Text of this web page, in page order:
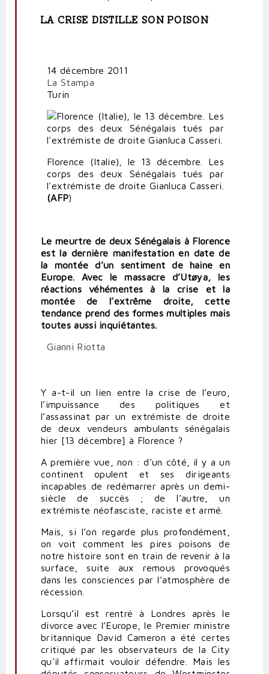
LA CRISE DISTILLE SON POISON
14 décembre 2011
La Stampa
Turin
Florence (Italie), le 13 décembre. Les
corps des deux Sénégalais tués par
l'extrémiste de droite Gianluca Casseri.
(AFP)
Le meurtre de deux Sénégalais à Florence
est la dernière manifestation en date de
la montée d’un sentiment de haine en
Europe. Avec le massacre d’Utøya, les
réactions véhémentes à la crise et la
montée de l’extrême droite, cette
tendance prend des formes multiples mais
toutes aussi inquiétantes.
Gianni Riotta
Y a-t-il un lien entre la crise de l’euro,
l’impuissance des politiques et
l’assassinat par un extrémiste de droite
de deux vendeurs ambulants sénégalais
hier [13 décembre] à Florence ?
A première vue, non : d’un côté, il y a un
continent opulent et ses dirigeants
incapables de redémarrer après un demi-
siècle de succès ; de l’autre, un
extrémiste néofasciste, raciste et armé.
Mais, si l’on regarde plus profondément,
on voit comment les pires poisons de
notre histoire sont en train de revenir à la
surface, suite aux remous provoqués
dans les consciences par l’atmosphère de
récession.
Lorsqu’il est rentré à Londres après le
divorce avec l’Europe, le Premier ministre
britannique David Cameron a été certes
critiqué par les observateurs de la City
qu’il affirmait vouloir défendre. Mais les